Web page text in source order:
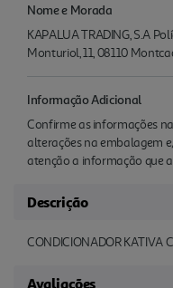
Nome e Morada
KAPALUA TRADING, S.A
Monturiol, 11, 08110
Informação Adicional
Confirme as informações
alterações na embalagem
atenção a informação que
Descrição
CONDICIONADOR KATIVA
Avaliações